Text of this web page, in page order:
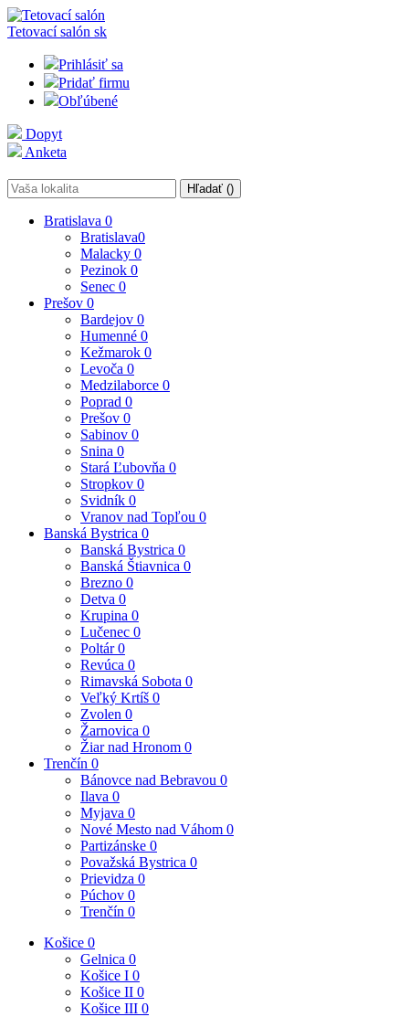
Tetovací salón sk
Prihlásiť sa
Pridať firmu
Obľúbené
Dopyt
Anketa
Hľadať ()
Bratislava 0
Bratislava0
Malacky 0
Pezinok 0
Senec 0
Prešov 0
Bardejov 0
Humenné 0
Kežmarok 0
Levoča 0
Medzilaborce 0
Poprad 0
Prešov 0
Sabinov 0
Snina 0
Stará Ľubovňa 0
Stropkov 0
Svidník 0
Vranov nad Topľou 0
Banská Bystrica 0
Banská Bystrica 0
Banská Štiavnica 0
Brezno 0
Detva 0
Krupina 0
Lučenec 0
Poltár0
Revúca 0
Rimavská Sobota 0
Veľký Krtíš 0
Zvolen 0
Žarnovica 0
Žiar nad Hronom 0
Trenčín 0
Bánovce nad Bebravou 0
Ilava 0
Myjava 0
Nové Mesto nad Váhom 0
Partizánske 0
Považská Bystrica 0
Prievidza 0
Púchov 0
Trenčín 0
Košice 0
Gelnica 0
Košice I 0
Košice II 0
Košice III 0